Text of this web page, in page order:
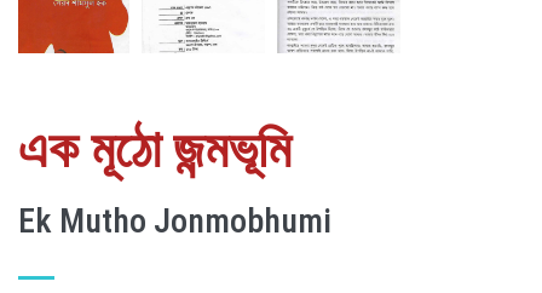
এক মূঠো জন্মভূমি
Ek Mutho Jonmobhumi